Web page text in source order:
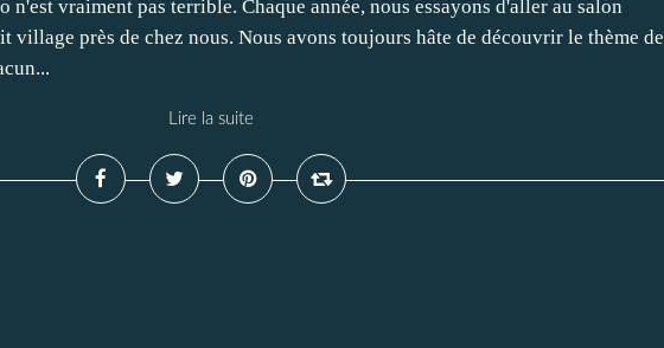
n'est vraiment pas terrible. Chaque année, nous essayons d'aller au salon
village près de chez nous. Nous avons toujours hâte de découvrir le thème de
Lire la suite